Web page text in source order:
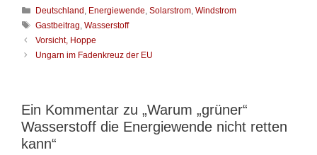
K
a
t
g
e
n
Deutschland , Energiewende,Solarstrom,Windstrom
S
c
h
ö
r
t
Gastbeitrag,Wasserstoff
B
e
a
g
s
-
Vorsicht, Hoppe
Ungarn im Fadenkreuz der EU
Ein Kommentar zu „Warum „grüner“
Wasserstoff die Energiewende nicht retten
kann“